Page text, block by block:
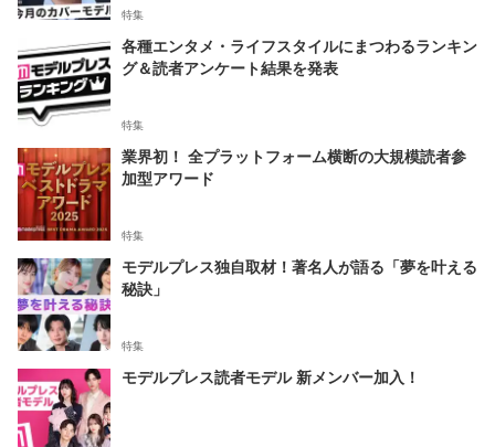
特集
各種エンタメ・ライフスタイルにまつわるランキン
グ＆読者アンケート結果を発表
特集
業界初！ 全プラットフォーム横断の大規模読者参
加型アワード
特集
モデルプレス独自取材！著名人が語る「夢を叶える
秘訣」
特集
モデルプレス読者モデル 新メンバー加入！